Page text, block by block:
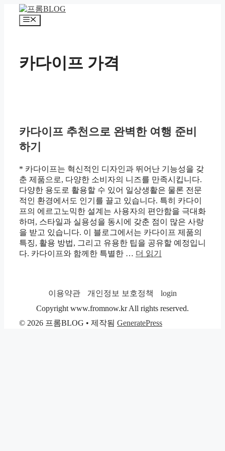
메
카다이프 가격
카다이프 추천으로 완벽한 여행 준비
하기
* 카다이프는 혁신적인 디자인과 뛰어난 기능성을 갖
춘 제품으로, 다양한 소비자의 니즈를 만족시킵니다.
다양한 용도로 활용할 수 있어 일상생활은 물론 전문
적인 환경에서도 인기를 끌고 있습니다. 특히 카다이
프의 에르고노믹한 설계는 사용자의 편안함을 극대화
하며, 스타일과 실용성을 동시에 갖춘 점이 많은 사랑
을 받고 있습니다. 이 블로그에서는 카다이프 제품의
특징, 활용 방법, 그리고 유용한 팁을 공유할 예정입니
다. 카다이프와 함께한 특별한 … 더 읽기
이용약관 개인정보 보호정책
login
Copyright www.fromnow.kr All rights reserved.
© 2026 프롬BLOG • 제작됨 GeneratePress